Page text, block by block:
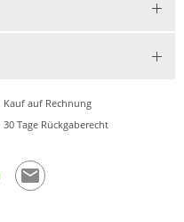
Kauf auf Rechnung
30 Tage Rückgaberecht